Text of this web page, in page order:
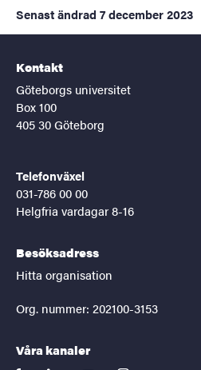
Senast ändrad 7 december 2023
Kontakt
Göteborgs universitet
Box 100
405 30 Göteborg
Telefonväxel
031-786 00 00
Helgfria vardagar 8-16
Besöksadress
Hitta organisation
Org. nummer: 202100-3153
Våra kanaler